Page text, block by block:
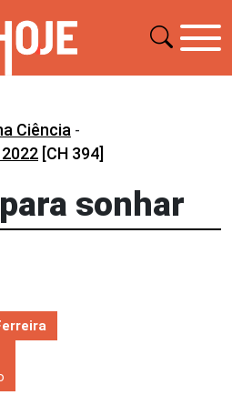
Ciência -
[CH 394]
sonhar